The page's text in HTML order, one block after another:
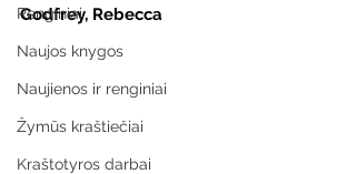
Renginiai
Naujos knygos
Naujienos ir renginiai
Žymūs kraštiečiai
Kraštotyros darbai
Godfrey, Rebecca